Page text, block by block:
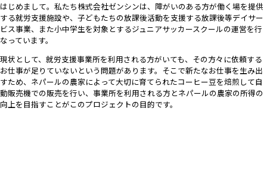
はじめまして。私たち株式会社ゼンシンは、障がいのある方が働く場を提供
する就労支援施設や、子どもたちの放課後活動を支援する放課後等デイサー
ビス事業、また小中学生を対象とするジュニアサッカースクールの運営を行
なっています。
現状として、就労支援事業所を利用される方がいても、その方々に依頼する
お仕事が足りていないという問題があります。そこで新たなお仕事を生み出
すため、ネパールの農家によって大切に育てられたコーヒー豆を焙煎して自
動販売機での販売を行い、事業所を利用される方とネパールの農家の所得の
向上を目指すことがこのプロジェクトの目的です。